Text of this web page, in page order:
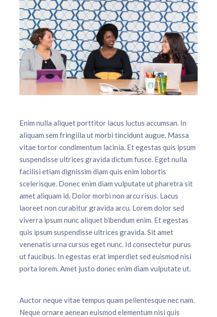
Enim nulla aliquet porttitor lacus luctus accumsan. In
aliquam sem fringilla ut morbi tincidunt augue. Massa
vitae tortor condimentum lacinia. Et egestas quis ipsum
suspendisse ultrices gravida dictum fusce. Eget nulla
facilisi etiam dignissim diam quis enim lobortis
scelerisque. Donec enim diam vulputate ut pharetra sit
amet aliquam id. Dolor morbi non arcu risus. Lacus
laoreet non curabitur gravida arcu. Lorem dolor sed
viverra ipsum nunc aliquet bibendum enim. Et egestas
quis ipsum suspendisse ultrices gravida. Sit amet
venenatis urna cursus eget nunc. Id consectetur purus
ut faucibus. In egestas erat imperdiet sed euismod nisi
porta lorem. Amet justo donec enim diam vulputate ut.
Auctor neque vitae tempus quam pellentesque nec nam.
Neque ornare aenean euismod elementum nisi quis